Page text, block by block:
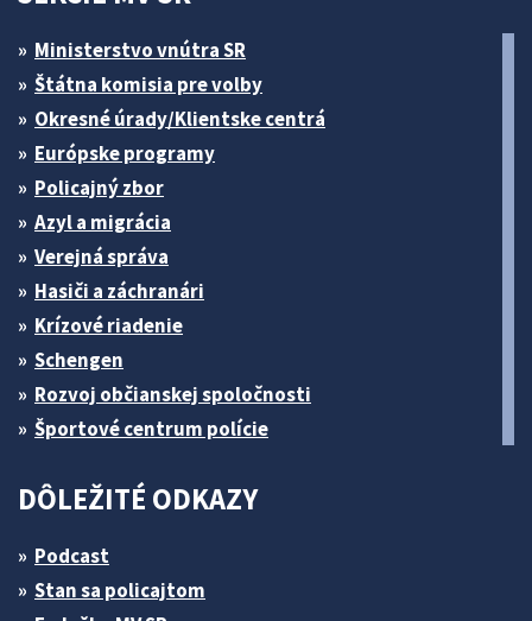
Ministerstvo vnútra SR
Štátna komisia pre volby
Okresné úrady/Klientske centrá
Európske programy
Policajný zbor
Azyl a migrácia
Verejná správa
Hasiči a záchranári
Krízové riadenie
Schengen
Rozvoj občianskej spoločnosti
Športové centrum polície
DÔLEŽITÉ ODKAZY
Podcast
Stan sa policajtom